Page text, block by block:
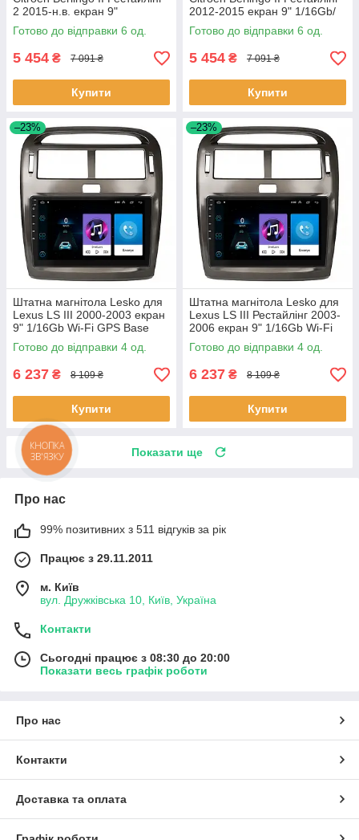
2 2015-н.в. екран 9"
1/16Gb/Wi-Fi GPS Optima 6шт
Готово до відправки 6 од.
5 454 ₴ 7 091 ₴
Купити
2012-2015 екран 9" 1/16Gb/
Wi-Fi GPS Optima 6шт
Готово до відправки 6 од.
5 454 ₴ 7 091 ₴
Купити
–23%
Штатна магнітола Lesko для
Lexus LS III 2000-2003 екран
9" 1/16Gb Wi-Fi GPS Base
Лексус 4 шт.
Готово до відправки 4 од.
6 237 ₴ 8 109 ₴
Купити
–23%
Штатна магнітола Lesko для
Lexus LS III Рестайлінг 2003-
2006 екран 9" 1/16Gb Wi-Fi
GPS Base 4 шт.
Готово до відправки 4 од.
6 237 ₴ 8 109 ₴
Купити
Показати ще
Про нас
99% позитивних з 511 відгуків за рік
Працює з 29.11.2011
м. Київ
вул. Дружківська 10, Київ, Україна
Контакти
Сьогодні працює з 08:30 до 20:00
Показати весь графік роботи
Про нас
Контакти
Доставка та оплата
КНОПКА
ЗВ'ЯЗКУ